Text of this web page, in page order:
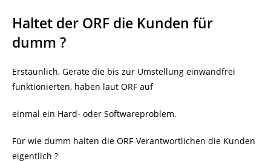
Haltet der ORF die Kunden für
dumm ?
Erstaunlich, Geräte die bis zur Umstellung einwandfrei
funktionierten, haben laut ORF auf
einmal ein Hard- oder Softwareproblem.
Für wie dumm halten die ORF-Verantwortlichen die Kunden
eigentlich ?